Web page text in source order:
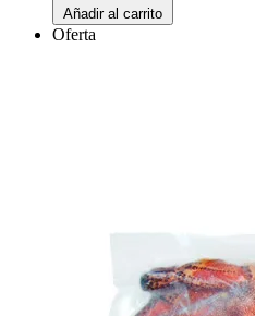
Añadir al carrito
Oferta